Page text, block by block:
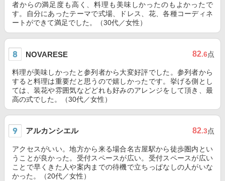
者からの満足度も高く、料理も美味しかったのもよかったで
す。自分にあったテーマで式場、ドレス、花、各種コーディネ
ートができて満足でした。（30代／女性）
NOVARESE 82.6点
料理が美味しかったと参列者から大変好評でした。参列者から
すると料理は重要だと思うので嬉しかったです。挙げる側とし
ては、装花や雰囲気などどれも好みのアレンジをして頂き、最
高の式でした。（30代／女性）
アルカンシエル 82.3点
アクセスがいい。地方から来る場合名古屋駅から徒歩圏内とい
うことが良かった。受付スペースが広い。受付スペースが広い
ことで早くきた人や案内までの待機で立ちっぱなしの人がいな
かった。（20代／女性）